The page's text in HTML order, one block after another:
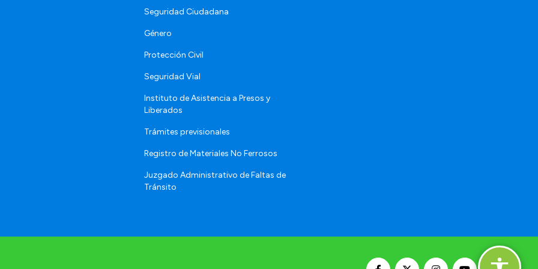
Seguridad Ciudadana
Género
Protección Civil
Seguridad Vial
Instituto de Asistencia a Presos y
Liberados
Trámites previsionales
Registro de Materiales No Ferrosos
Juzgado Administrativo de Faltas de
Tránsito